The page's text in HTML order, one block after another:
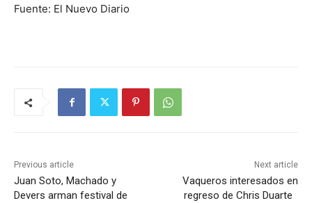
Fuente: El Nuevo Diario
Previous article
Juan Soto, Machado y
Devers arman festival de
Next article
Vaqueros interesados en
regreso de Chris Duarte